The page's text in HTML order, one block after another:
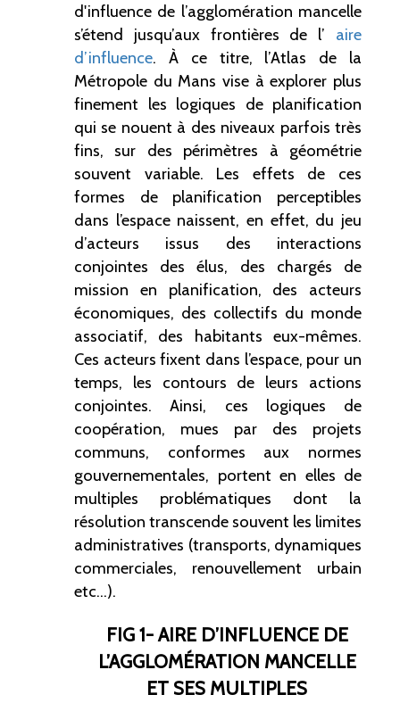
d'influence de l’agglomération mancelle
s’étend jusqu’aux frontières de l’ aire
d’influence. À ce titre, l’Atlas de la
Métropole du Mans vise à explorer plus
finement les logiques de planification
qui se nouent à des niveaux parfois très
fins, sur des périmètres à géométrie
souvent variable. Les effets de ces
formes de planification perceptibles
dans l’espace naissent, en effet, du jeu
d’acteurs issus des interactions
conjointes des élus, des chargés de
mission en planification, des acteurs
économiques, des collectifs du monde
associatif, des habitants eux-mêmes.
Ces acteurs fixent dans l’espace, pour un
temps, les contours de leurs actions
conjointes. Ainsi, ces logiques de
coopération, mues par des projets
communs, conformes aux normes
gouvernementales, portent en elles de
multiples problématiques dont la
résolution transcende souvent les limites
administratives (transports, dynamiques
commerciales, renouvellement urbain
etc...).
FIG 1- AIRE D’INFLUENCE DE
L’AGGLOMÉRATION MANCELLE
ET SES MULTIPLES